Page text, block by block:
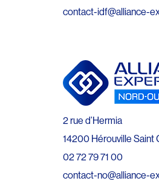
contact-idf@alliance-
2 rue d’Hermia
14200 Hérouville Saint
02 72 79 71 00
contact-no@alliance-